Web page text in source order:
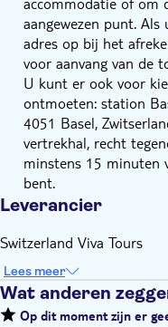
aangewezen punt.
adres op bij het
voor aanvang van de
U kunt er ook voor
ontmoeten: station
4051 Basel,
vertrekhal, recht
minstens 15 minuten
bent.
Leverancier
Switzerland Viva Tours
Lees meer
Wat anderen
Op dit moment zijn er